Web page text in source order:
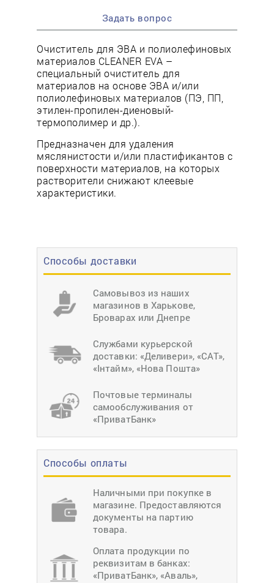
Способы доставки
Самовывоз из наших
магазинов в Харькове,
Броварах или Днепре
Службами курьерской
доставки: «Деливери», «САТ»,
«Інтайм», «Нова Пошта»
Почтовые терминалы
самообслуживания от
«ПриватБанк»
Способы оплаты
Наличными при покупке в
магазине. Предоставляются
документы на партию
товара.
Оплата продукции по
реквизитам в банках:
«ПриватБанк», «Аваль»,
Задать вопрос
Очиститель для ЭВА и полиолефиновых
материалов CLEANER EVA –
специальный очиститель для
материалов на основе ЭВА и/или
полиолефиновых материалов (ПЭ, ПП,
этилен-пропилен-диеновый-
термополимер и др.).
Предназначен для удаления
мяслянистости и/или пластификантов с
поверхности материалов, на которых
растворители снижают клеевые
характеристики.